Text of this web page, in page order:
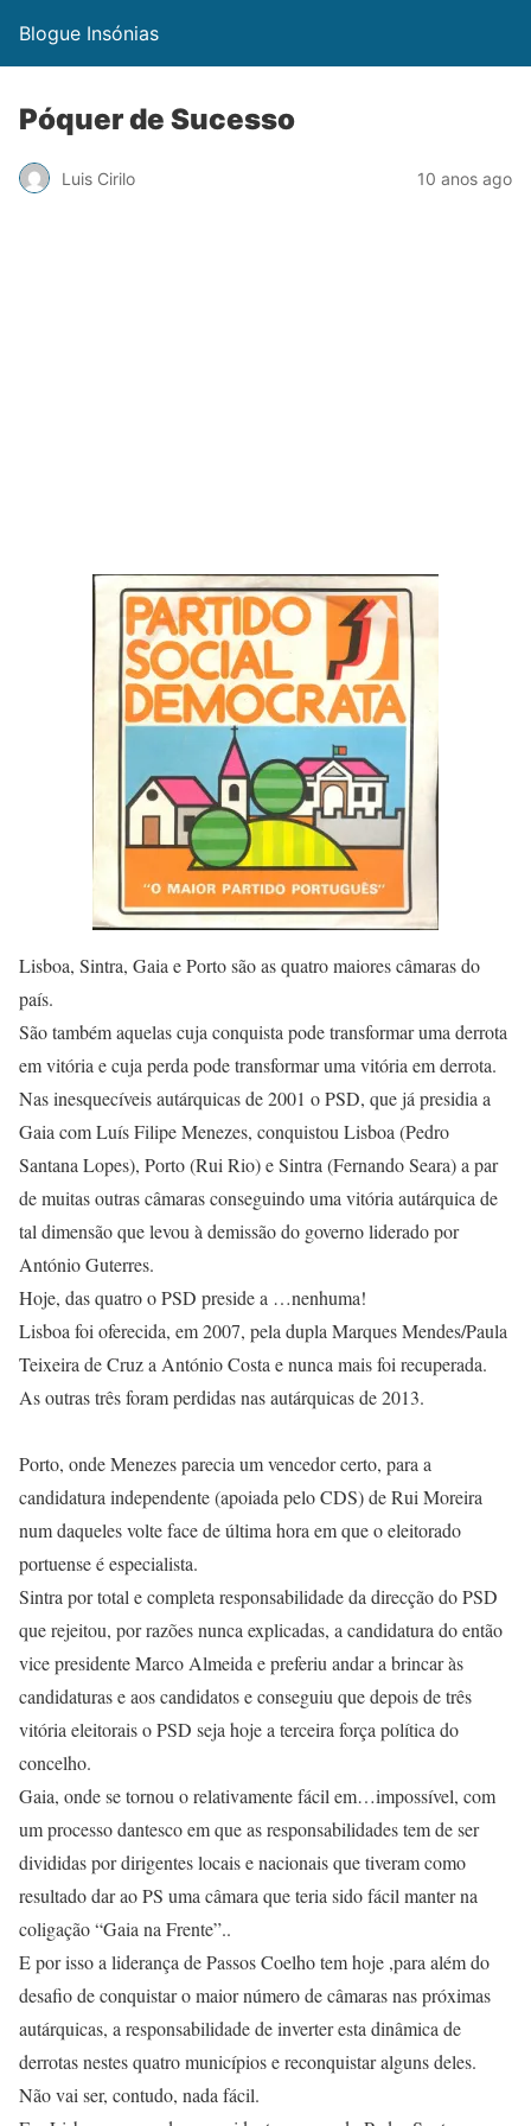
Blogue Insónias
Póquer de Sucesso
Luis Cirilo 10 anos ago
Lisboa, Sintra, Gaia e Porto são as quatro maiores câmaras do
país.
São também aquelas cuja conquista pode transformar uma derrota
em vitória e cuja perda pode transformar uma vitória em derrota.
Nas inesquecíveis autárquicas de 2001 o PSD, que já presidia a
Gaia com Luís Filipe Menezes, conquistou Lisboa (Pedro
Santana Lopes), Porto (Rui Rio) e Sintra (Fernando Seara) a par
de muitas outras câmaras conseguindo uma vitória autárquica de
tal dimensão que levou à demissão do governo liderado por
António Guterres.
Hoje, das quatro o PSD preside a …nenhuma!
Lisboa foi oferecida, em 2007, pela dupla Marques Mendes/Paula
Teixeira de Cruz a António Costa e nunca mais foi recuperada.
As outras três foram perdidas nas autárquicas de 2013.
Porto, onde Menezes parecia um vencedor certo, para a
candidatura independente (apoiada pelo CDS) de Rui Moreira
num daqueles volte face de última hora em que o eleitorado
portuense é especialista.
Sintra por total e completa responsabilidade da direcção do PSD
que rejeitou, por razões nunca explicadas, a candidatura do então
vice presidente Marco Almeida e preferiu andar a brincar às
candidaturas e aos candidatos e conseguiu que depois de três
vitória eleitorais o PSD seja hoje a terceira força política do
concelho.
Gaia, onde se tornou o relativamente fácil em…impossível, com
um processo dantesco em que as responsabilidades tem de ser
divididas por dirigentes locais e nacionais que tiveram como
resultado dar ao PS uma câmara que teria sido fácil manter na
coligação “Gaia na Frente”..
E por isso a liderança de Passos Coelho tem hoje ,para além do
desafio de conquistar o maior número de câmaras nas próximas
autárquicas, a responsabilidade de inverter esta dinâmica de
derrotas nestes quatro municípios e reconquistar alguns deles.
Não vai ser, contudo, nada fácil.